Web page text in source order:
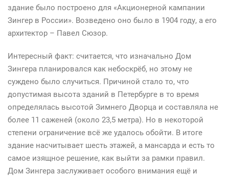
здание было построено для «Акционерной кампании
Зингер в России». Возведено оно было в 1904 году, а его
архитектор – Павел Сюзор.
Интересный факт: считается, что изначально Дом
Зингера планировался как небоскрёб, но этому не
суждено было случиться. Причиной стало то, что
допустимая высота зданий в Петербурге в то время
определялась высотой Зимнего Дворца и составляла не
более 11 саженей (около 23,5 метра). Но в некоторой
степени ограничение всё же удалось обойти. В итоге
здание насчитывает шесть этажей, а мансарда и есть то
самое изящное решение, как выйти за рамки правил.
Дом Зингера заслуживает особого внимания ещё и